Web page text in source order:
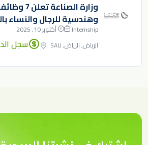
وزارة الصناعة
وهندسية للرجال والنساء
Internship
أكتوبر 10, 2025
الرياض, الرياض, SAU
سجل